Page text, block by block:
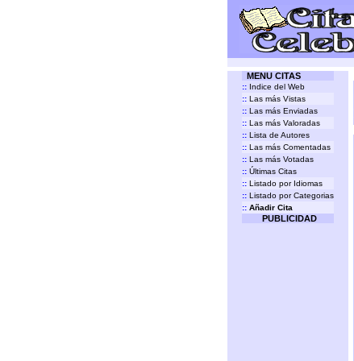
MENU CITAS
:: Indice del Web
:: Las más Vistas
:: Las más Enviadas
:: Las más Valoradas
:: Lista de Autores
:: Las más Comentadas
:: Las más Votadas
:: Últimas Citas
:: Listado por Idiomas
:: Listado por Categorias
:: Añadir Cita
PUBLICIDAD